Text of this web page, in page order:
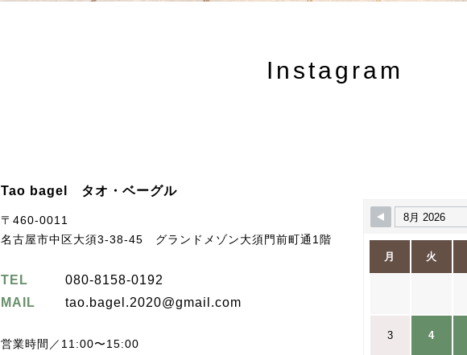
Instagram
Tao bagel タオ・ベーグル
〒460-0011
名古屋市中区大須3-38-45 グランドメゾン大須門前町通1階
TEL
080-8158-0192
MAIL
tao.bagel.2020@gmail.com
営業時間／11:00〜15:00
月 火
3 4